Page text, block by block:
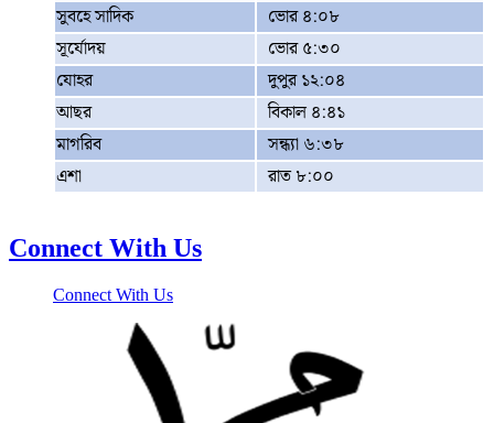
সুবহে সাদিক
ভোর ৪:০৮
সূর্যোদয়
ভোর ৫:৩০
যোহর
দুপুর ১২:০৪
আছর
বিকাল ৪:৪১
মাগরিব
সন্ধ্যা ৬:৩৮
এশা
রাত ৮:০০
Connect With Us
Connect With Us